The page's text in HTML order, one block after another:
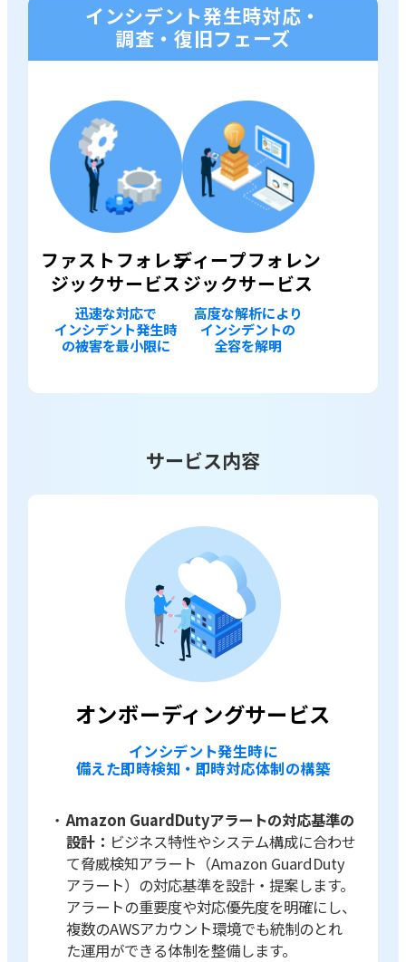
インシデント発生時対応・
調査・復旧フェーズ
ファストフォレン
ジックサービス
迅速な対応で
インシデント発生時
の被害を最小限に
ディープフォレン
ジックサービス
高度な解析により
インシデントの
全容を解明
サービス内容
オンボーディングサービス
インシデント発生時に
備えた即時検知・即時対応体制の構築
Amazon GuardDutyアラートの対応基準の
設計： ビジネス特性やシステム構成に合わせ
て脅威検知アラート（Amazon GuardDuty
アラート）の対応基準を設計・提案します。
アラートの重要度や対応優先度を明確にし、
複数のAWSアカウント環境でも統制のとれ
た運用ができる体制を整備します。